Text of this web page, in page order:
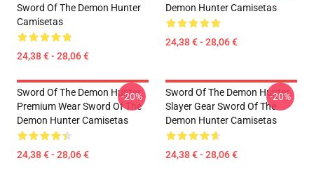
Sword Of The Demon Hunter
Camisetas
24,38 € - 28,06 €
Demon Hunter Camisetas
24,38 € - 28,06 €
Sword Of The Demon Hunter
Premium Wear Sword Of The
Demon Hunter Camisetas
24,38 € - 28,06 €
-20%
Sword Of The Demon Hunter
Slayer Gear Sword Of The
Demon Hunter Camisetas
24,38 € - 28,06 €
-20%